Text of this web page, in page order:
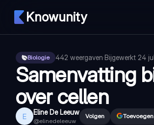
Knowunity
Biologie 442 weergaven·Bijgewerkt 24
Samenvatting
over cellen
E Eline De Leeuw
@elinedeleeuw
Volgen